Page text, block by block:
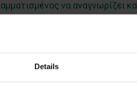
Details
να αναγνωρίζει
πορτοκάλι συνοδεύεται από
που δρουν συνεργικά. Ένα